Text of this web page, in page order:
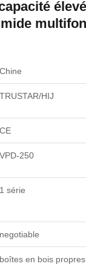
Chine
TRUSTAR/HIJ
CE
VPD-250
1 série
negotiable
boîtes en bois